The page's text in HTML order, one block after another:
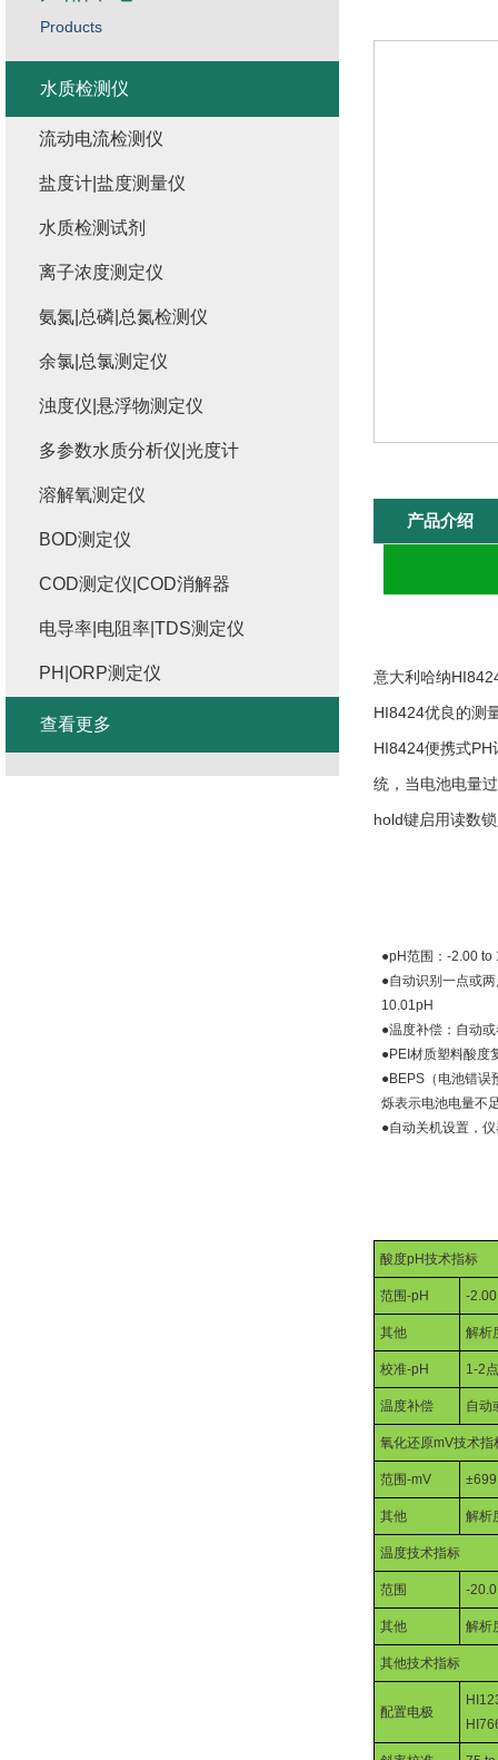
产品介绍
意大利哈纳
HI8424优良的测
HI8424便携式PH
统，当电池电量
hold键启用读数
●pH范围：-2.00 to
●自动识别一点或
10.01pH
●温度补偿：自动
●PEI材质塑料酸度
●BEPS （电池错
烁表示电池电量不
●自动关机设置，
酸度pH技术指标
范围-pH -
其他 解析
校准-pH 1-2
温度补偿 自动
氧化还原mV技术指
范围-mV
其他 解析
温度技术指标
范围 -
其他 解析
其他技术指标
配置电极
Products
水质检测仪
流动电流检测仪
盐度计|盐度测量仪
水质检测试剂
离子浓度测定仪
氨氮|总磷|总氮检测仪
余氯|总氯测定仪
浊度仪|悬浮物测定仪
多参数水质分析仪|光度计
溶解氧测定仪
BOD测定仪
COD测定仪|COD消解器
电导率|电阻率|TDS测定仪
PH|ORP测定仪
查看更多